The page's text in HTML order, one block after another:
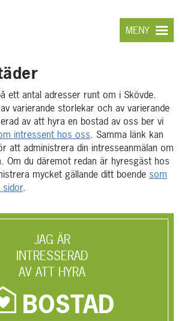
MENY
ett antal adresser runt om i Skövde.
varierande storlekar och av varierande
av att hyra en bostad av oss ber vi
intressent hos oss. Samma länk kan
att administrera din intresseanmälan om
Om du däremot redan är hyresgäst hos
mycket gällande ditt boende som
sidor.
JAG ÄR
INTRESSERAD
AV ATT HYRA
BOSTAD